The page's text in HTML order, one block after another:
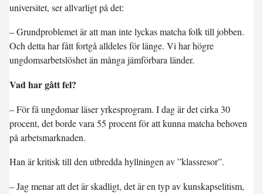
universitet, ser allvarligt på det:
– Grundproblemet är att man inte lyckas matcha folk till jobben.
Och detta har fått fortgå alldeles för länge. Vi har högre
ungdomsarbetslöshet än många jämförbara länder.
Vad har gått fel?
– För få ungdomar läser yrkesprogram. I dag är det cirka 30
procent, det borde vara 55 procent för att kunna matcha behoven
på arbetsmarknaden.
Han är kritisk till den utbredda hyllningen av ”klassresor”.
– Jag menar att det är skadligt, det är en typ av kunskapselitism,